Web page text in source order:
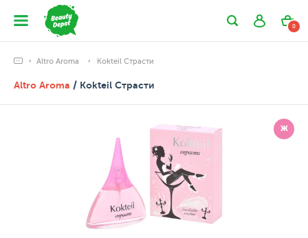
0
Altro Aroma Kokteil Страсти
Altro Aroma / Kokteil Страсти
Ж